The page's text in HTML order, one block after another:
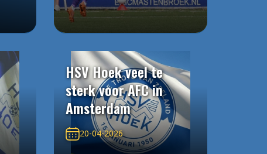
HSV Hoek veel te
sterk voor AFC in
Amsterdam
20-04-2026